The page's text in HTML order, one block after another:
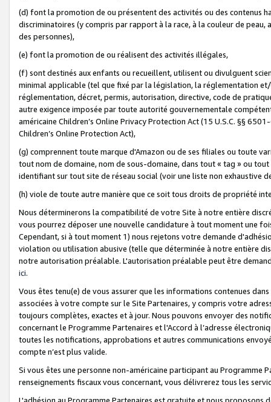
(d) font la promotion de ou présentent des activités ou des contenus
discriminatoires (y compris par rapport à la race, à la couleur de
des personnes),
(e) font la promotion de ou réalisent des activités illégales,
(f) sont destinés aux enfants ou recueillent, utilisent ou divulguent
minimal applicable (tel que fixé par la législation, la réglementation
réglementation, décret, permis, autorisation, directive, code de
autre exigence imposée par toute autorité gouvernementale
américaine Children’s Online Privacy Protection Act (15 U.S.C. §§
Children’s Online Protection Act),
(g) comprennent toute marque d'Amazon ou de ses filiales ou toute
tout nom de domaine, nom de sous-domaine, dans tout « tag » ou
identifiant sur tout site de réseau social (voir une liste non exhaustive
(h) viole de toute autre manière que ce soit tous droits de propriété
Nous déterminerons la compatibilité de votre Site à notre entière
vous pourrez déposer une nouvelle candidature à tout moment une
Cependant, si à tout moment 1) nous rejetons votre demande
violation ou utilisation abusive (telle que déterminée à notre entière
notre autorisation préalable. L'autorisation préalable peut être
ici.
Vous êtes tenu(e) de vous assurer que les informations contenues
associées à votre compte sur le Site Partenaires, y compris votre
toujours complètes, exactes et à jour. Nous pouvons envoyer des
concernant le Programme Partenaires et l'Accord à l’adresse
toutes les notifications, approbations et autres communications
compte n’est plus valide.
Si vous êtes une personne non-américaine participant au
renseignements fiscaux vous concernant, vous délivrerez tous les
L'adhésion au Programme Partenaires est gratuite et nous proposons